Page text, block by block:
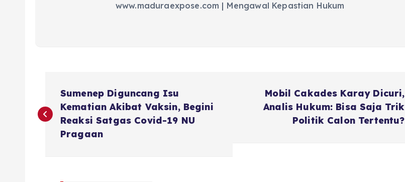
www.maduraexpose.com | Mengawal Kepastian Hukum
a
Sumenep Diguncang Isu
Kematian Akibat Vaksin, Begini
Reaksi Satgas Covid-19 NU
Pragaan
Mobil Cakades Karay Dicuri,
Analis Hukum: Bisa Saja Trik
Politik Calon Tertentu?